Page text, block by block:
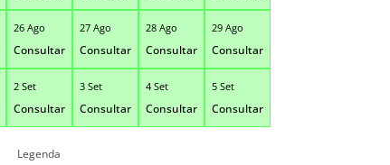
26 Ago
Consultar
27 Ago
Consultar
28 Ago
Consultar
29 Ago
Consultar
2 Set
Consultar
3 Set
Consultar
4 Set
Consultar
5 Set
Consultar
Legenda